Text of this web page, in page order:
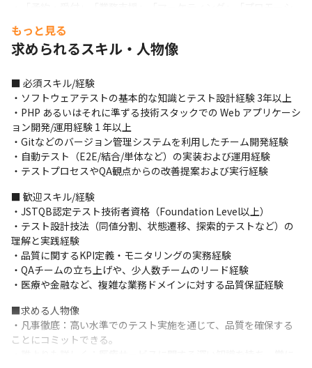
・高いコストパフォーマンスを強みとし、700を超える機能と設定
により、産婦人科医療機関の業務を効率化します
も導入可能です
・ユーザーの声をもとに20年以上開発を続けているパッケージシ
ステムで、安く、柔軟性の高い電子カルテです
もっと見る
求められるスキル・人物像
■ 必須スキル/経験
・ソフトウェアテストの基本的な知識とテスト設計経験 3年以上
・PHP あるいはそれに準ずる技術スタックでの Web アプリケーシ
ョン開発/運用経験 1 年以上
・Gitなどのバージョン管理システムを利用したチーム開発経験
・自動テスト（E2E/結合/単体など）の実装および運用経験
・テストプロセスやQA観点からの改善提案および実行経験
■ 歓迎スキル/経験
・JSTQB認定テスト技術者資格（Foundation Level以上）
・テスト設計技法（同値分割、状態遷移、探索的テストなど）の
理解と実践経験
・品質に関するKPI定義・モニタリングの実務経験
・QAチームの立ち上げや、少人数チームのリード経験
・医療や金融など、複雑な業務ドメインに対する品質保証経験
■求める人物像
・凡事徹底：高い水準でのテスト実施を通じて、品質を確保する
ことにコミットできる。